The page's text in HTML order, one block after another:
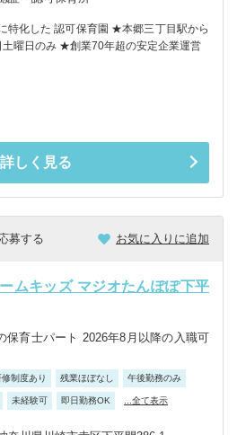
特化した 認可保育園 ★本郷三丁目駅から
曜日のみ ★創業70年超の安定企業運営
詳しく見る
募する お気に入りに追加
ムキッズ マジオたんぽぽ下平
保育士パート 2026年8月以降の入職可
修制度あり 残業ほぼなし 午後勤務のみ
未経験可 即日勤務OK ...全て表示